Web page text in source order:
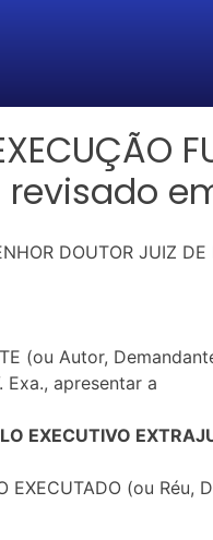
revisado
DOUTOR JUIZ DE
(ou Autor,
Exa., apresentar a
EXECUTIVO
EXECUTADO (ou